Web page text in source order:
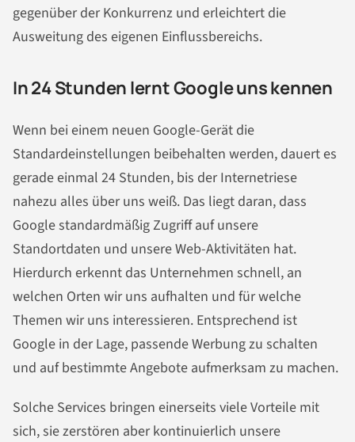
gegenüber der Konkurrenz und erleichtert die
Ausweitung des eigenen Einflussbereichs.
In 24 Stunden lernt Google uns kennen
Wenn bei einem neuen Google-Gerät die
Standardeinstellungen beibehalten werden, dauert es
gerade einmal 24 Stunden, bis der Internetriese
nahezu alles über uns weiß. Das liegt daran, dass
Google standardmäßig Zugriff auf unsere
Standortdaten und unsere Web-Aktivitäten hat.
Hierdurch erkennt das Unternehmen schnell, an
welchen Orten wir uns aufhalten und für welche
Themen wir uns interessieren. Entsprechend ist
Google in der Lage, passende Werbung zu schalten
und auf bestimmte Angebote aufmerksam zu machen.
Solche Services bringen einerseits viele Vorteile mit
sich, sie zerstören aber kontinuierlich unsere